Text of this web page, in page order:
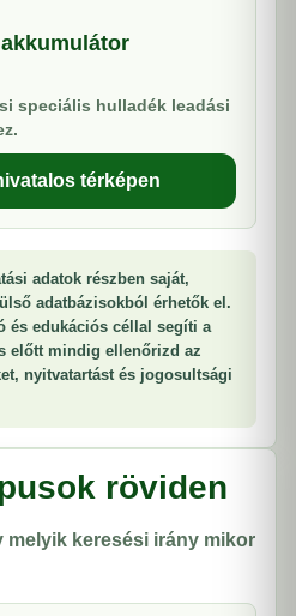
speciális hulladék leadási
térképen
adatok részben saját,
adatbázisokból érhetők el.
és edukációs céllal segíti a
előtt mindig ellenőrizd az
nyitvatartást és jogosultsági
röviden
melyik keresési irány mikor